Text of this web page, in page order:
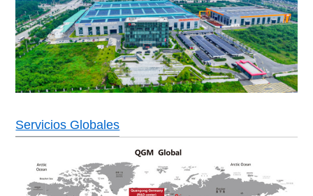
Servicios Globales